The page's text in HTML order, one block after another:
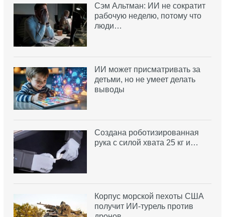
Сэм Альтман: ИИ не сократит
рабочую неделю, потому что
люди…
ИИ может присматривать за
детьми, но не умеет делать
выводы
Создана роботизированная
рука с силой хвата 25 кг и…
Корпус морской пехоты США
получит ИИ-турель против